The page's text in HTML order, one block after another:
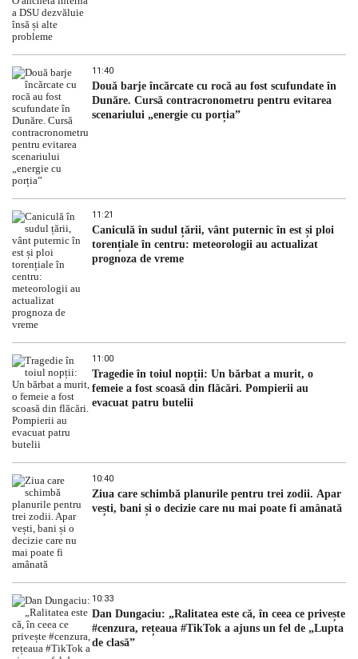
11:40
Două barje încărcate cu rocă au fost scufundate în
Dunăre. Cursă contracronometru pentru evitarea
scenariului „energie cu porția”
11:21
Caniculă în sudul țării, vânt puternic în est și ploi
torențiale în centru: meteorologii au actualizat
prognoza de vreme
11:00
Tragedie în toiul nopții: Un bărbat a murit, o
femeie a fost scoasă din flăcări. Pompierii au
evacuat patru butelii
10:40
Ziua care schimbă planurile pentru trei zodii. Apar
vești, bani și o decizie care nu mai poate fi amânată
10:33
Dan Dungaciu: „Ralitatea este că, în ceea ce privește
#cenzura, rețeaua #TikTok a ajuns un fel de „Lupta
de clasă”